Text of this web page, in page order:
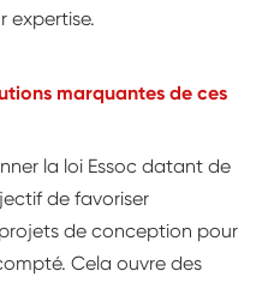
expertise.
marquantes de ces
la loi Essoc datant de
de favoriser
de conception pour
Cela ouvre des